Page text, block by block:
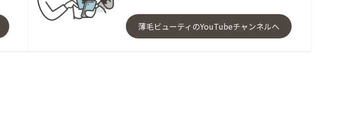
薄毛ビューティのYouTubeチャンネルへ